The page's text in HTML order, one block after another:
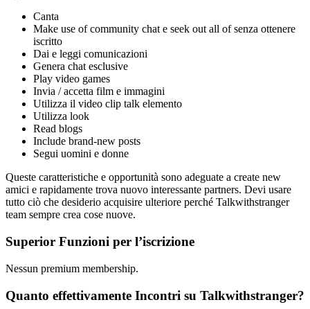
Canta
Make use of community chat e seek out all of senza ottenere
iscritto
Dai e leggi comunicazioni
Genera chat esclusive
Play video games
Invia / accetta film e immagini
Utilizza il video clip talk elemento
Utilizza look
Read blogs
Include brand-new posts
Segui uomini e donne
Queste caratteristiche e opportunità sono adeguate a create new
amici e rapidamente trova nuovo interessante partners. Devi usare
tutto ciò che desiderio acquisire ulteriore perché Talkwithstranger
team sempre crea cose nuove.
Superior Funzioni per l’iscrizione
Nessun premium membership.
Quanto effettivamente Incontri su Talkwithstranger?